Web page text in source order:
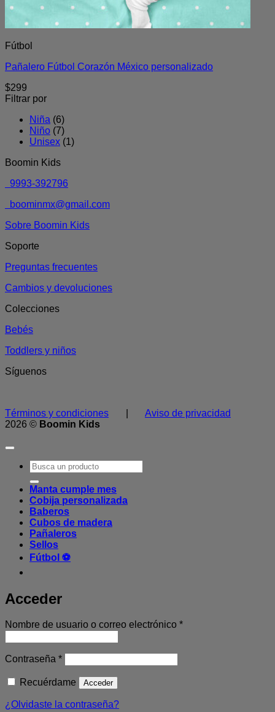
Fútbol
Pañalero Fútbol Corazón México personalizado
$299
Filtrar por
Niña (6)
Niño (7)
Unisex (1)
Boomin Kids
9993-392796
boominmx@gmail.com
Sobre Boomin Kids
Soporte
Preguntas frecuentes
Cambios y devoluciones
Colecciones
Bebés
Toddlers y niños
Síguenos
Términos y condiciones
Aviso de privacidad
2026 © Boomin Kids
Buscar
por:
Manta cumple mes
Cobija personalizada
Baberos
Cubos de madera
Pañaleros
Sellos
Fútbol ⚽
Acceder
Nombre de usuario o correo electrónico *Obligatorio
Contraseña *Obligatorio
Recuérdame Acceder
¿Olvidaste la contraseña?